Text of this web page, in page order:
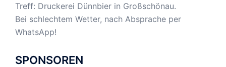
Treff: Druckerei Dünnbier in Großschönau.
Bei schlechtem Wetter, nach Absprache per
WhatsApp!
SPONSOREN